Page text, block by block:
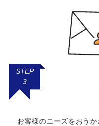
STEP
3
お客様のニーズをおう